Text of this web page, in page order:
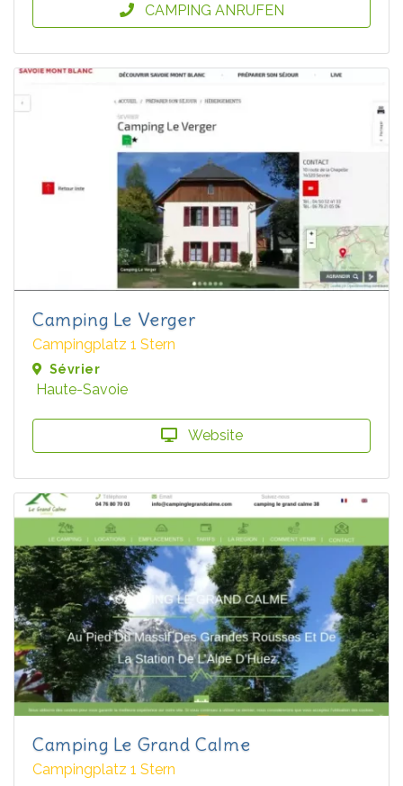
CAMPING ANRUFEN
Camping Le Verger
Campingplatz 1 Stern
Sévrier
Haute-Savoie
Website
Camping Le Grand Calme
Campingplatz 1 Stern